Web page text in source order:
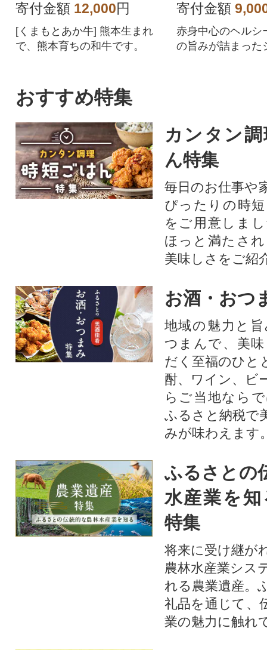
寄付金額 12,000円
[くまもとあか牛] 熊本生まれ
で、熊本育ちの和牛です。
寄付金額
赤身中心のヘルシ
の旨みが詰まった
おすすめ特集
カンタン
ん特集
毎日のお仕事や
ぴったりの時
をご用意しま
ほっと満たさ
美味しさをご紹
お酒・おつ
地域の魅力と
つまんで、美
だく至福のひと
酎、ワイン、ビ
らご当地なら
ふるさと納税で
みが味わえます
ふるさとの
水産業を
特集
将来に受け継が
農林水産業シス
れる農業遺産。
礼品を通じて、
業の魅力に触れ